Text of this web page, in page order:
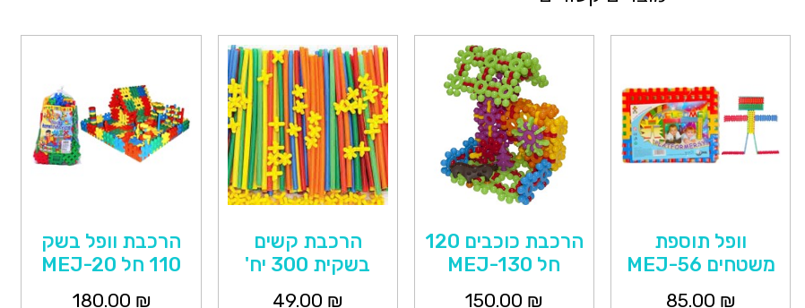
וופל תוספת
משטחים MEJ-56
85.00 ₪
הרכבת כוכבים 120
חל MEJ-130
150.00 ₪
הרכבת קשים
בשקית 300 יח'
49.00 ₪
הרכבת וופל בשק
110 חל MEJ-20
180.00 ₪